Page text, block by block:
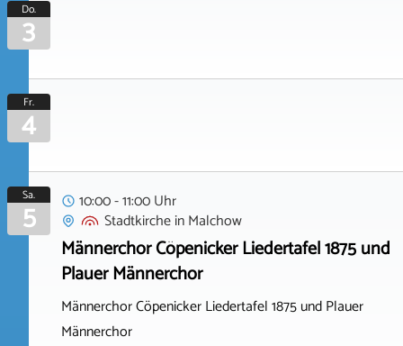
Do.
3
Fr.
4
Sa.
5
10:00 - 11:00 Uhr
StadtkircheinMalchow
Männerchor Cöpenicker Liedertafel 1875 und
Plauer Männerchor
Männerchor Cöpenicker Liedertafel 1875 und Plauer
Männerchor